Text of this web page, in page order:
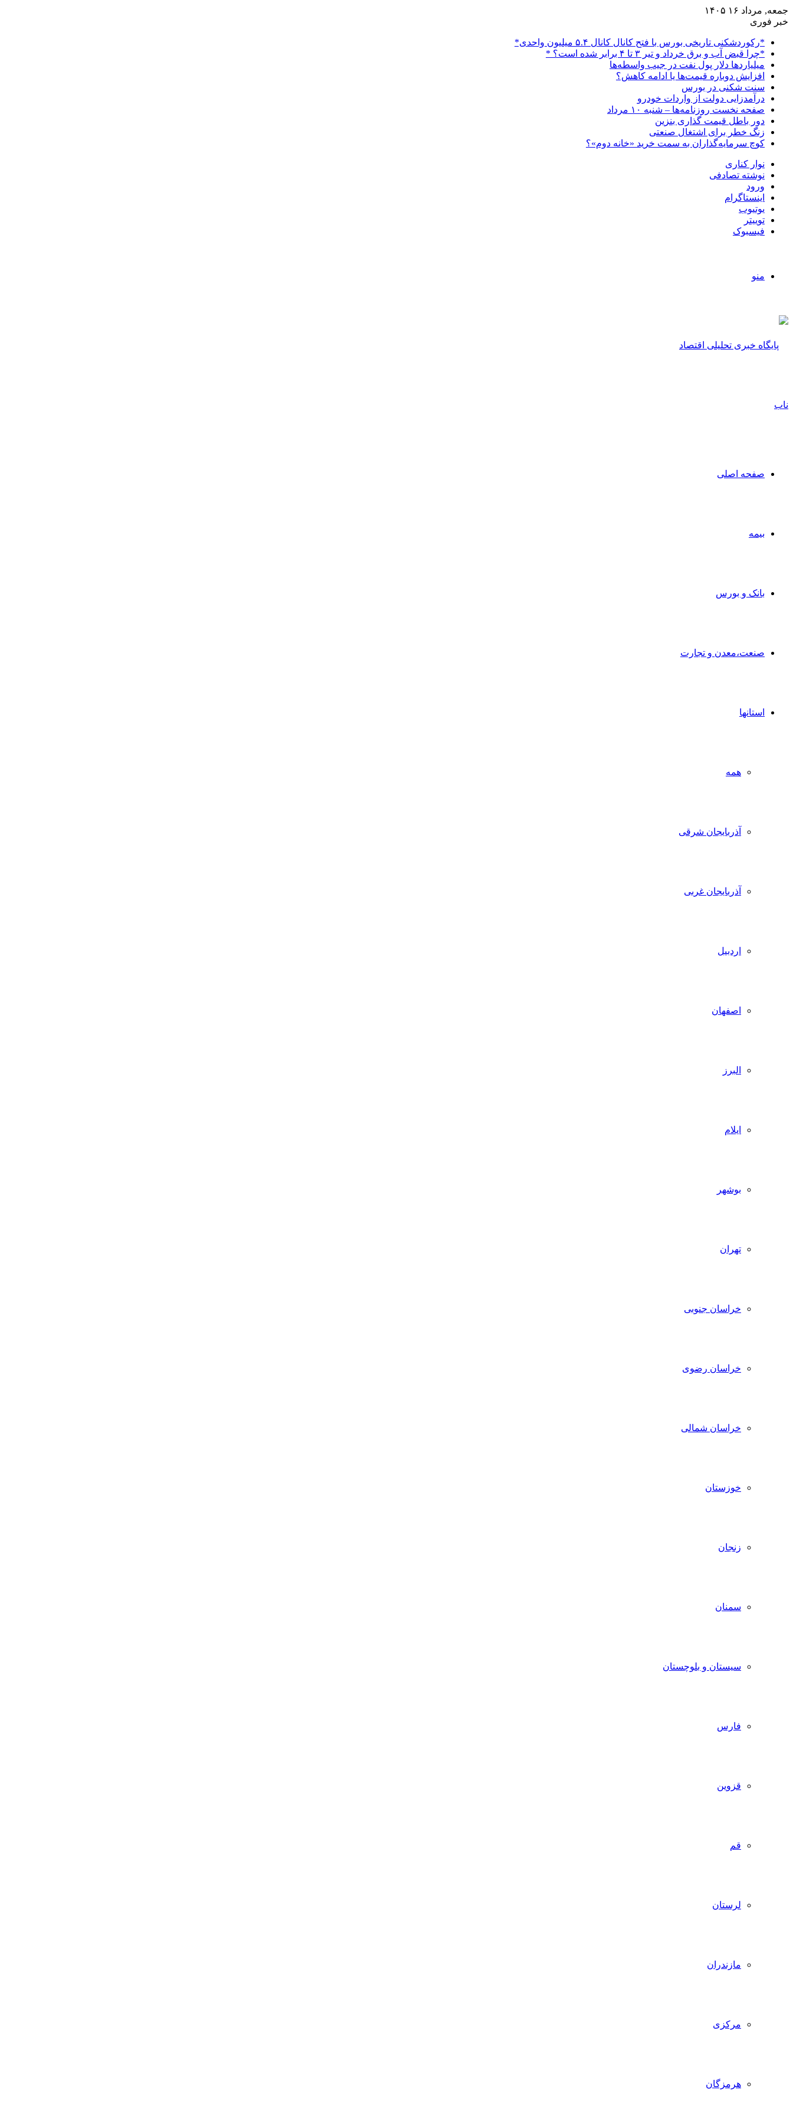
جمعه, مرداد ۱۶ ۱۴۰۵
خبر فوری
*رکوردشکنی تاریخی بورس با فتح کانال کانال ۵.۴ میلیون واحدی*
*چرا قبض آب و برق خرداد و تیر ۳ تا ۴ برابر شده است؟ *
میلیاردها دلار پول نفت در جیب واسطه‌ها
افزایش دوباره قیمت‌ها یا ادامه کاهش؟
سنت شکنی در بورس
درآمدزایی دولت از واردات خودرو
صفحه نخست روزنامه‌ها – شنبه ۱۰ مرداد
دور باطل قیمت گذاری بنزین
زنگ خطر برای اشتغال صنعتی
کوچ سرمایه‌گذاران به سمت خرید «خانه دوم»؟
نوار کناری
نوشته تصادفی
ورود
اینستاگرام
یوتیوب
توییتر
فیسبوک
منو
صفحه اصلی
بیمه
بانک و بورس
صنعت،معدن و تجارت
استانها
همه
آذربایجان شرقی
آذربایجان غربی
اردبیل
اصفهان
البرز
ایلام
بوشهر
تهران
خراسان جنوبی
خراسان رضوی
خراسان شمالی
خوزستان
زنجان
سمنان
سیستان و بلوچستان
فارس
قزوین
قم
لرستان
مازندران
مرکزی
هرمزگان